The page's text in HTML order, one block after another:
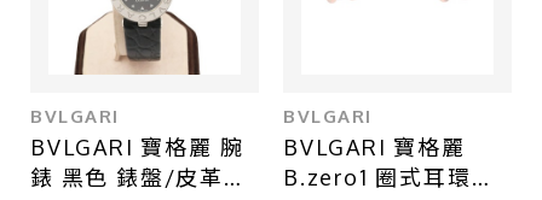
BVLGARI
BVLGARI 寶格麗 腕
錶 黑色 錶盤/皮革錶
BVLGARI
BVLGARI 寶格麗
B.zero1 圈式耳環